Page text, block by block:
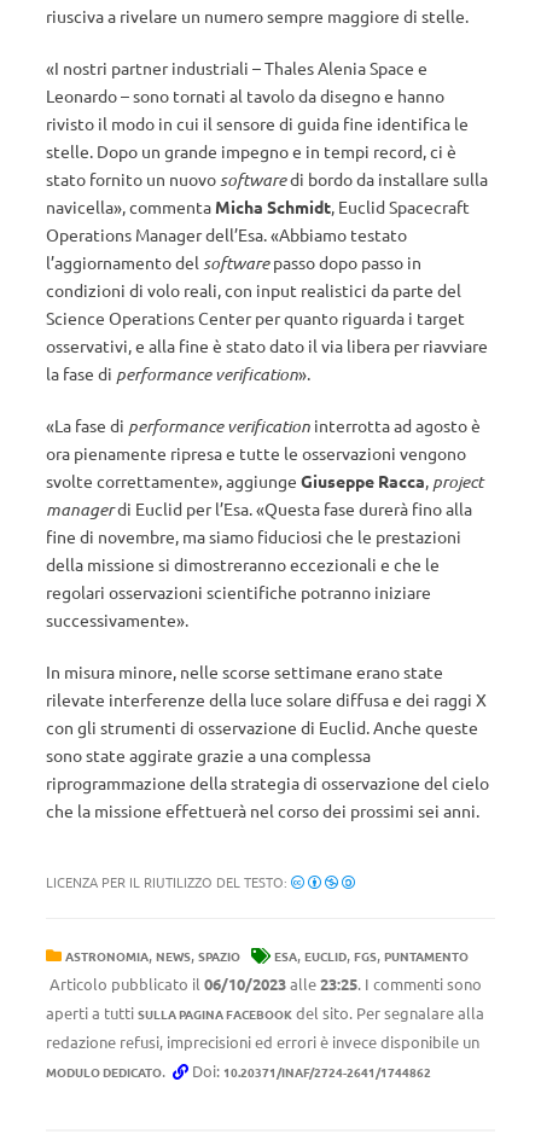
riusciva a rivelare un numero sempre maggiore di stelle.
«I nostri partner industriali – Thales Alenia Space e
Leonardo – sono tornati al tavolo da disegno e hanno
rivisto il modo in cui il sensore di guida fine identifica le
stelle. Dopo un grande impegno e in tempi record, ci è
stato fornito un nuovosoftwaredi bordo da installare sulla
navicella», commenta Micha Schmidt, Euclid Spacecraft
Operations Manager dell’Esa. «Abbiamo testato
l’aggiornamento del softwarepasso dopo passo in
condizioni di volo reali, con input realistici da parte del
Science Operations Center per quanto riguarda i target
osservativi, e alla fine è stato dato il via libera per riavviare
la fase di performance verification».
«La fase di performance verification interrotta ad agosto è
ora pienamente ripresa e tutte le osservazioni vengono
svolte correttamente», aggiunge Giuseppe Racca, project
managerdi Euclid per l’Esa. «Questa fase durerà fino alla
fine di novembre, ma siamo fiduciosi che le prestazioni
della missione si dimostreranno eccezionali e che le
regolari osservazioni scientifiche potranno iniziare
successivamente».
In misura minore, nelle scorse settimane erano state
rilevate interferenze della luce solare diffusa e dei raggi X
con gli strumenti di osservazione di Euclid. Anche queste
sono state aggirate grazie a una complessa
riprogrammazione della strategia di osservazione del cielo
che la missione effettuerà nel corso dei prossimi sei anni.
LICENZA PER IL RIUTILIZZO DEL TESTO:
ASTRONOMIA, NEWS, SPAZIO ESA, EUCLID, FGS, PUNTAMENTO
Articolo pubblicato il 06/10/2023alle23:25. I commenti sono
aperti a tutti SULLA PAGINA FACEBOOK del sito. Per segnalare alla
redazione refusi, imprecisioni ed errori è invece disponibile un
MODULO DEDICATO. Doi: 10.20371/INAF/2724-2641/1744862